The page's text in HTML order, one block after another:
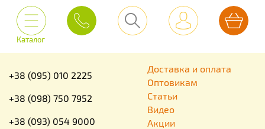
Каталог
+38 (095) 010 2225
+38 (098) 750 7952
+38 (093) 054 9000
Доставка и оплата
Оптовикам
Статьи
Видео
Акции